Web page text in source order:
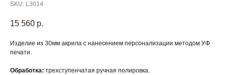
SKU: L3014
15 560 р.
Изделие из 30мм акрила с нанесением персонализации методом УФ
печати.
Обработка: трехступенчатая ручная полировка.